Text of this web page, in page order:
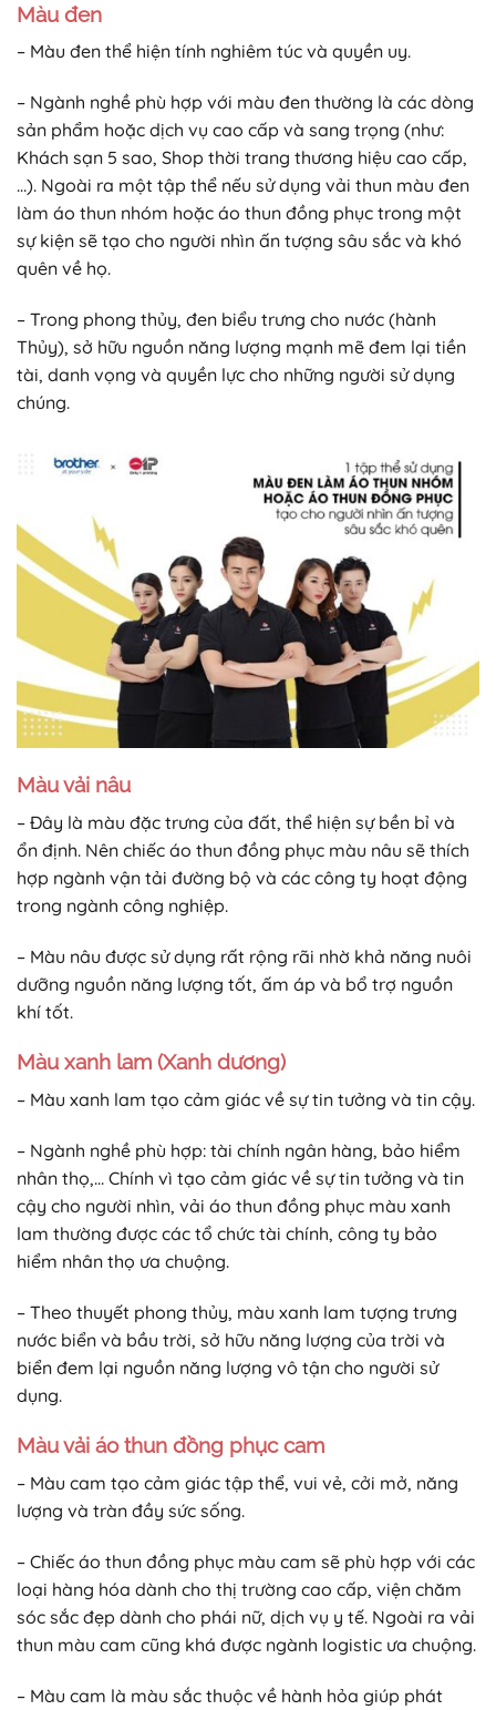
Màu đen
– Màu đen thể hiện tính nghiêm túc và quyền uy.
– Ngành nghề phù hợp với màu đen thường là các dòng
sản phẩm hoặc dịch vụ cao cấp và sang trọng (như:
Khách sạn 5 sao, Shop thời trang thương hiệu cao cấp,
…). Ngoài ra một tập thể nếu sử dụng vải thun màu đen
làm áo thun nhóm hoặc áo thun đồng phục trong một
sự kiện sẽ tạo cho người nhìn ấn tượng sâu sắc và khó
quên về họ.
– Trong phong thủy, đen biểu trưng cho nước (hành
Thủy), sở hữu nguồn năng lượng mạnh mẽ đem lại tiền
tài, danh vọng và quyền lực cho những người sử dụng
chúng.
Màu vải nâu
– Đây là màu đặc trưng của đất, thể hiện sự bền bỉ và
ổn định. Nên chiếc áo thun đồng phục màu nâu sẽ thích
hợp ngành vận tải đường bộ và các công ty hoạt động
trong ngành công nghiệp.
– Màu nâu được sử dụng rất rộng rãi nhờ khả năng nuôi
dưỡng nguồn năng lượng tốt, ấm áp và bổ trợ nguồn
khí tốt.
Màu xanh lam (Xanh dương)
– Màu xanh lam tạo cảm giác về sự tin tưởng và tin cậy.
– Ngành nghề phù hợp: tài chính ngân hàng, bảo hiểm
nhân thọ,… Chính vì tạo cảm giác về sự tin tưởng và tin
cậy cho người nhìn, vải áo thun đồng phục màu xanh
lam thường được các tổ chức tài chính, công ty bảo
hiểm nhân thọ ưa chuộng.
– Theo thuyết phong thủy, màu xanh lam tượng trưng
nước biển và bầu trời, sở hữu năng lượng của trời và
biển đem lại nguồn năng lượng vô tận cho người sử
dụng.
Màu vải áo thun đồng phục cam
– Màu cam tạo cảm giác tập thể, vui vẻ, cởi mở, năng
lượng và tràn đầy sức sống.
– Chiếc áo thun đồng phục màu cam sẽ phù hợp với các
loại hàng hóa dành cho thị trường cao cấp, viện chăm
sóc sắc đẹp dành cho phái nữ, dịch vụ y tế. Ngoài ra vải
thun màu cam cũng khá được ngành logistic ưa chuộng.
– Màu cam là màu sắc thuộc về hành hỏa giúp phát